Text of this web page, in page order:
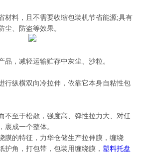
材料，且不需要收缩包装机节省能源;具有
尘、防盗等效果。
品，减轻运输贮存中灰尘、沙粒。
行纵横双向冷拉伸，依靠它本身自粘性包
不至于松散，强度高、弹性拉力大、对任
裹成一个整体。
膜的特征，力华仓储生产拉伸膜，缠绕
护角，打包带，包装用缠绕膜， 塑料托盘